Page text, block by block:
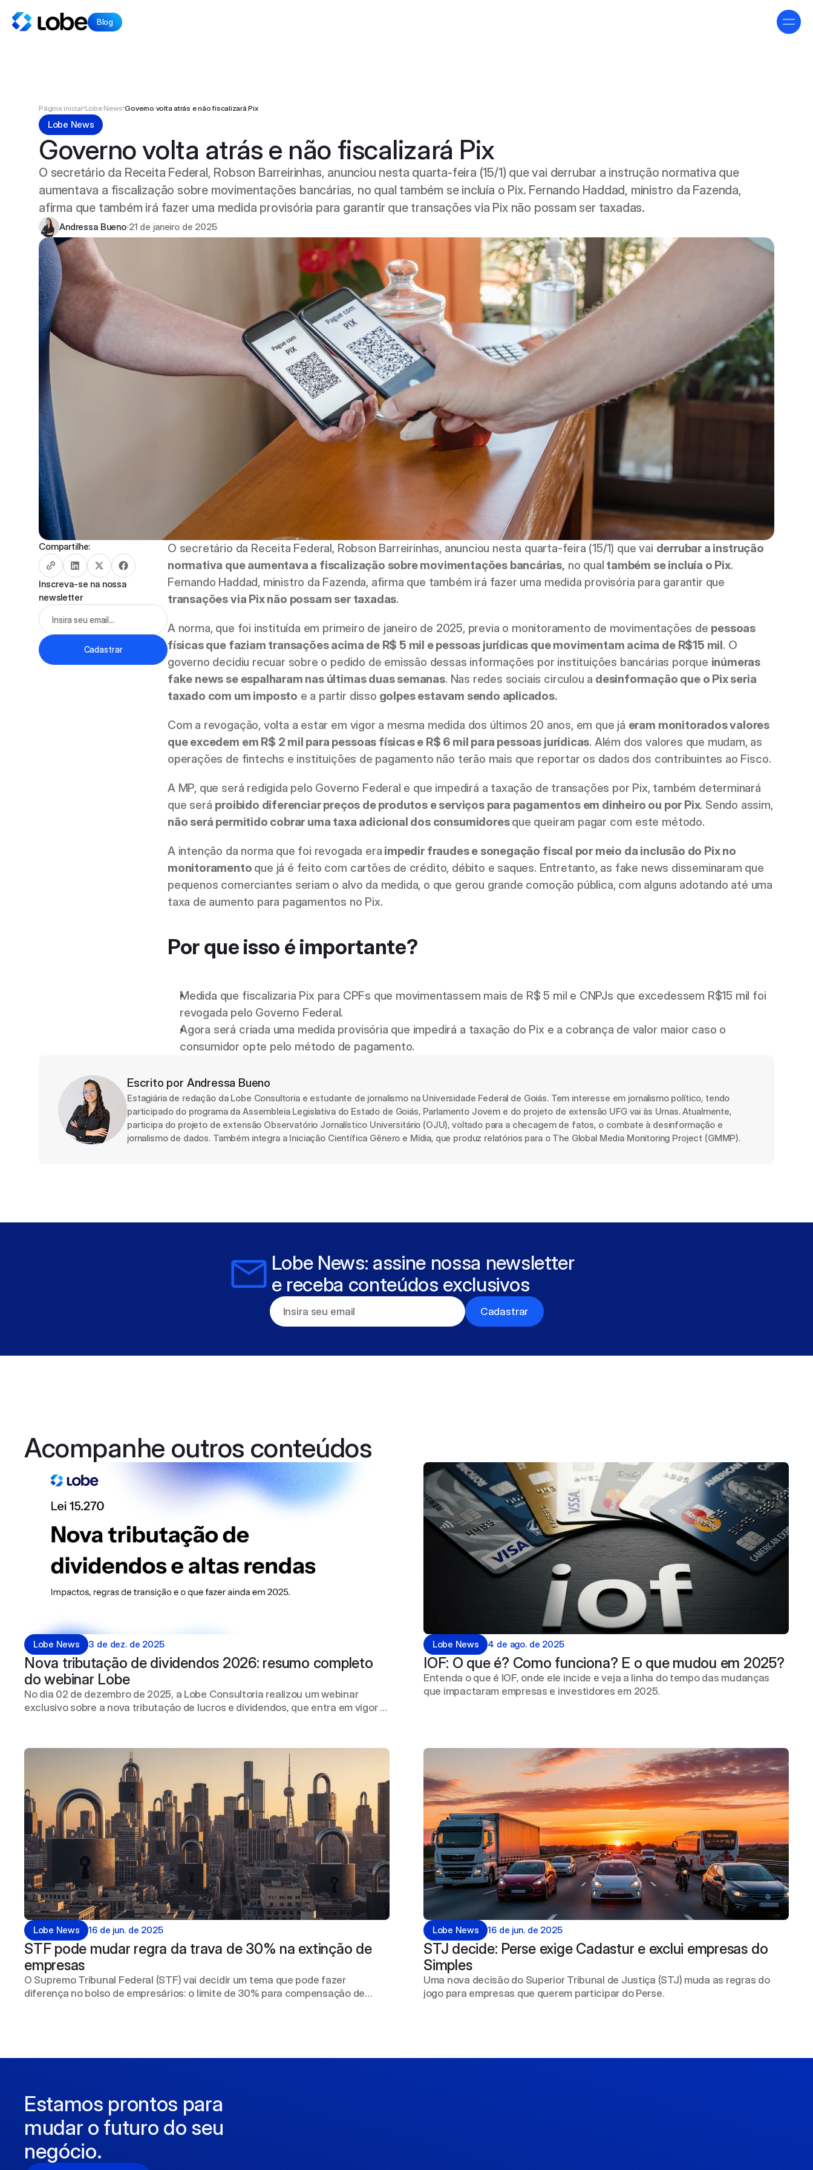
Blog
Acessar conta
Instagram LinkedIn
Página inicial•Lobe News•Governo volta atrás e não fiscalizará Pix
Lobe News
Governo volta atrás e não fiscalizará Pix
O secretário da Receita Federal, Robson Barreirinhas, anunciou nesta quarta-feira (15/1) que vai derrubar a instrução normativa que
aumentava a fiscalização sobre movimentações bancárias, no qual também se incluía o Pix. Fernando Haddad, ministro da Fazenda,
afirma que também irá fazer uma medida provisória para garantir que transações via Pix não possam ser taxadas.
Andressa Bueno•21 de janeiro de 2025
Compartilhe:
Inscreva-se na nossa
newsletter
Cadastrar
O secretário da Receita Federal, Robson Barreirinhas, anunciou nesta quarta-feira (15/1) que vai derrubar a instrução
normativa que aumentava a fiscalização sobre movimentações bancárias, no qual também se incluía o Pix.
transações via Pix não possam ser taxadas.
A norma, que foi instituída em primeiro de janeiro de 2025, previa o monitoramento de movimentações de pessoas
físicas que faziam transações acima de R$ 5 mil e pessoas jurídicas que movimentam acima de R$15 mil. O
governo decidiu recuar sobre o pedido de emissão dessas informações por instituições bancárias porque inúmeras
fake news se espalharam nas últimas duas semanas. Nas redes sociais circulou a desinformação que o Pix seria
taxado com um imposto e a partir disso golpes estavam sendo aplicados.
Com a revogação, volta a estar em vigor a mesma medida dos últimos 20 anos, em que já eram monitorados valores
que excedem em R$ 2 mil para pessoas físicas e R$ 6 mil para pessoas jurídicas. Além dos valores que mudam, as
operações de fintechs e instituições de pagamento não terão mais que reportar os dados dos contribuintes ao Fisco.
A MP, que será redigida pelo Governo Federal e que impedirá a taxação de transações por Pix, também determinará
que será proibido diferenciar preços de produtos e serviços para pagamentos em dinheiro ou por Pix
não será permitido cobrar uma taxa adicional dos consumidores que queiram pagar com este método.
A intenção da norma que foi revogada era impedir fraudes e sonegação fiscal por meio da inclusão do Pix no
monitoramento que já é feito com cartões de crédito, débito e saques. Entretanto, as fake news disseminaram que
pequenos comerciantes seriam o alvo da medida, o que gerou grande comoção pública, com alguns adotando até uma
taxa de aumento para pagamentos no Pix.
Por que isso é importante?
Medida que fiscalizaria Pix para CPFs que movimentassem mais de R$ 5 mil e CNPJs que excedessem R$15 mil foi
revogada pelo Governo Federal.
Agora será criada uma medida provisória que impedirá a taxação do Pix e a cobrança de valor maior caso o
consumidor opte pelo método de pagamento.
Escrito por Andressa Bueno
Estagiária de redação da Lobe Consultoria e estudante de jornalismo na Universidade Federal de Goiás. Tem interesse em jornalismo político, tendo
participado do programa da Assembleia Legislativa do Estado de Goiás, Parlamento Jovem e do projeto de extensão UFG vai às Urnas. Atualmente,
participa do projeto de extensão Observatório Jornalístico Universitário (OJU), voltado para a checagem de fatos, o combate à desinformação e
jornalismo de dados. Também integra a Iniciação Científica Gênero e Mídia, que produz relatórios para o The Global Media Monitoring Project (GMMP).
Lobe News: assine nossa newsletter
e receba conteúdos exclusivos
Cadastrar
Acompanhe outros conteúdos
Lobe News 3 de dez. de 2025
Nova tributação de dividendos 2026: resumo completo
do webinar Lobe
No dia 02 de dezembro de 2025, a Lobe Consultoria realizou um webinar
exclusivo sobre a nova tributação de lucros e dividendos, que entra em vigor a
tributário aplicado.
Lobe News 4 de ago. de 2025
IOF: O que é? Como funciona? E o que mudou em 2025?
Entenda o que é IOF, onde ele incide e veja a linha do tempo das mudanças
que impactaram empresas e investidores em 2025.
Lobe News 16 de jun. de 2025
STF pode mudar regra da trava de 30% na extinção de
empresas
O Supremo Tribunal Federal (STF) vai decidir um tema que pode fazer
diferença no bolso de empresários: o limite de 30% para compensação de
Lobe News 16 de jun. de 2025
STJ decide: Perse exige Cadastur e exclui empresas do
Simples
Uma nova decisão do Superior Tribunal de Justiça (STJ) muda as regras do
jogo para empresas que querem participar do Perse.
Estamos prontos para
mudar o futuro do seu
negócio.